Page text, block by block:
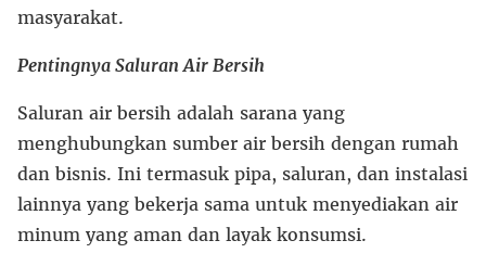
masyarakat.
Pentingnya Saluran Air Bersih
Saluran air bersih adalah sarana yang
menghubungkan sumber air bersih dengan rumah
dan bisnis. Ini termasuk pipa, saluran, dan instalasi
lainnya yang bekerja sama untuk menyediakan air
minum yang aman dan layak konsumsi.